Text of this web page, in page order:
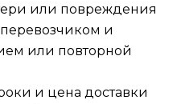
или повреждения
и
или повторной
и цена доставки